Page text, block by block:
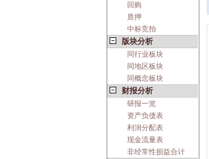
回购
质押
中标竞拍
版块分析
同行业板块
同地区板块
同概念板块
财报分析
研报一览
资产负债表
利润分配表
现金流量表
非经常性损益合计